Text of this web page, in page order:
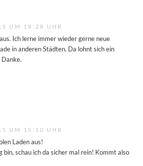
UM 18:28 UHR
Ich lerne immer wieder gerne neue
in anderen Städten. Da lohnt sich ein
UM 15:10 UHR
Laden aus!
bin, schau ich da sicher mal rein! Kommt also